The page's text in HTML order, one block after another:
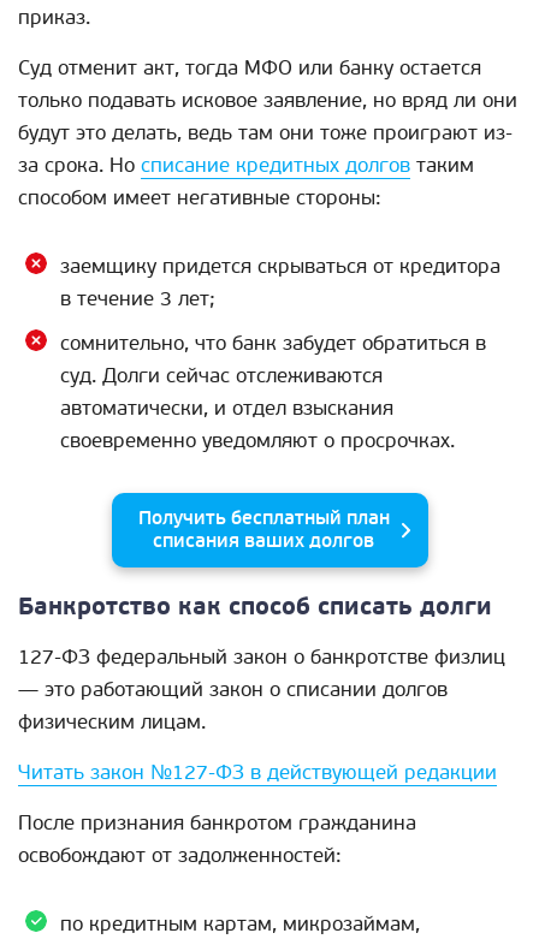
приказ.
Суд отменит акт, тогда МФО или банку остается
только подавать исковое заявление, но вряд ли они
будут это делать, ведь там они тоже проиграют из-
за срока. Но списание кредитных долгов таким
способом имеет негативные стороны:
заемщику придется скрываться от кредитора
в течение 3 лет;
сомнительно, что банк забудет обратиться в
суд. Долги сейчас отслеживаются
автоматически, и отдел взыскания
своевременно уведомляют о просрочках.
Получить бесплатный план
списания ваших долгов
Банкротство как способ списать долги
127-ФЗ федеральный закон о банкротстве физлиц
— это работающий закон о списании долгов
физическим лицам.
Читать закон №127-ФЗ в действующей редакции
После признания банкротом гражданина
освобождают от задолженностей:
по кредитным картам, микрозаймам,